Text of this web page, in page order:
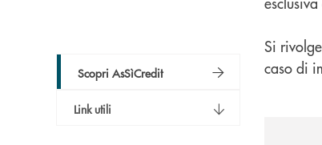
Scopri AsSìCredit
Link utili
Si
caso di